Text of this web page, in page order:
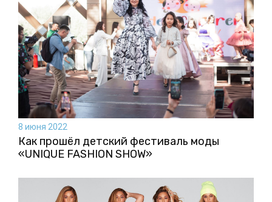
8 июня 2022
Как прошёл детский фестиваль моды
«UNIQUE FASHION SHOW»